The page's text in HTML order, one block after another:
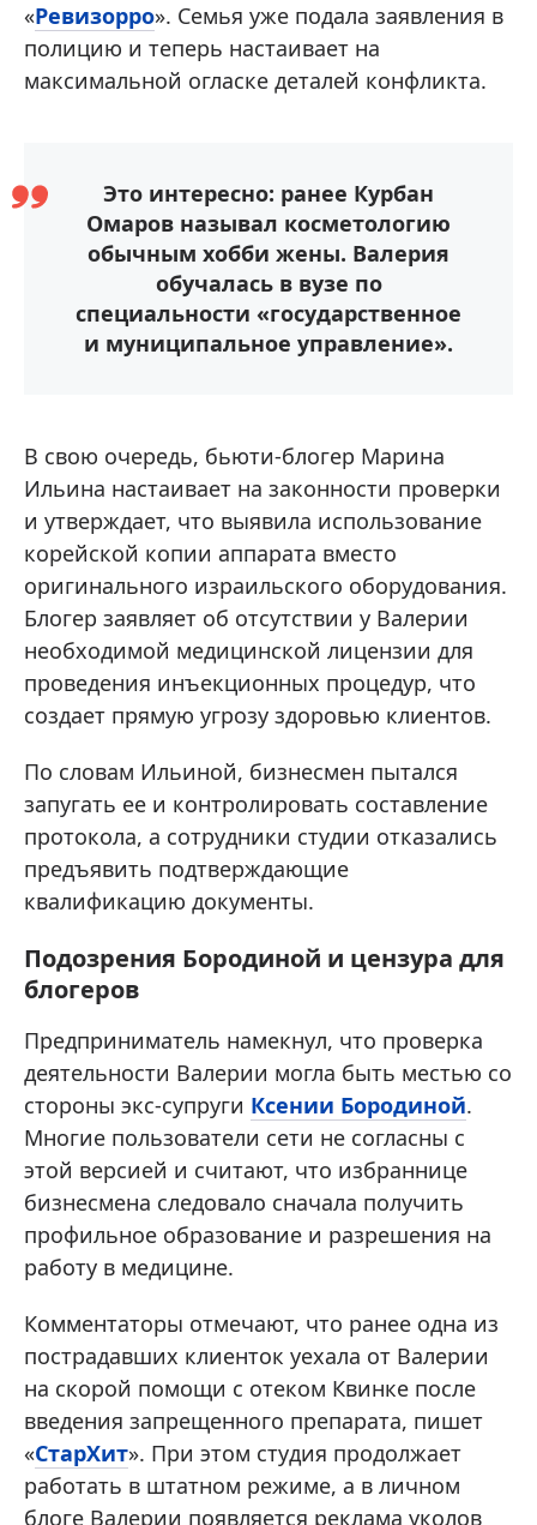
«Ревизорро». Семья уже подала заявления в
полицию и теперь настаивает на
максимальной огласке деталей конфликта.
Это интересно: ранее Курбан
Омаров называл косметологию
обычным хобби жены. Валерия
обучалась в вузе по
специальности «государственное
и муниципальное управление».
В свою очередь, бьюти-блогер Марина
Ильина настаивает на законности проверки
и утверждает, что выявила использование
корейской копии аппарата вместо
оригинального израильского оборудования.
Блогер заявляет об отсутствии у Валерии
необходимой медицинской лицензии для
проведения инъекционных процедур, что
создает прямую угрозу здоровью клиентов.
По словам Ильиной, бизнесмен пытался
запугать ее и контролировать составление
протокола, а сотрудники студии отказались
предъявить подтверждающие
квалификацию документы.
Подозрения Бородиной и цензура для
блогеров
Предприниматель намекнул, что проверка
деятельности Валерии могла быть местью со
стороны экс-супруги Ксении Бородиной.
Многие пользователи сети не согласны с
этой версией и считают, что избраннице
бизнесмена следовало сначала получить
профильное образование и разрешения на
работу в медицине.
Комментаторы отмечают, что ранее одна из
пострадавших клиенток уехала от Валерии
на скорой помощи с отеком Квинке после
введения запрещенного препарата, пишет
«СтарХит». При этом студия продолжает
работать в штатном режиме, а в личном
блоге Валерии появляется реклама уколов